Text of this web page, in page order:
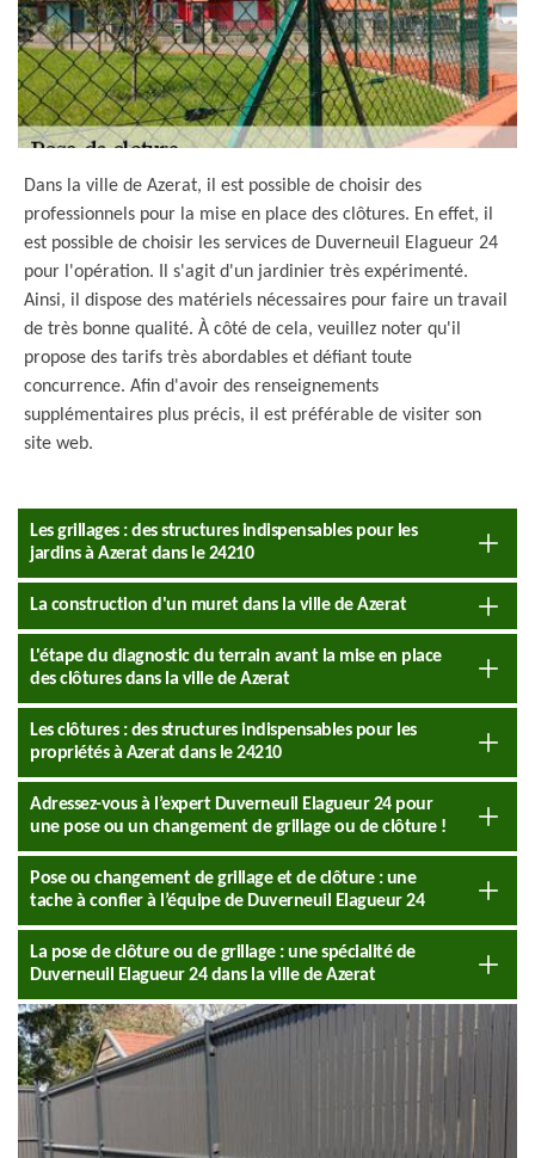
Dans la ville de Azerat, il est possible de choisir des
professionnels pour la mise en place des clôtures. En effet, il
est possible de choisir les services de Duverneuil Elagueur 24
pour l'opération. Il s'agit d'un jardinier très expérimenté.
Ainsi, il dispose des matériels nécessaires pour faire un travail
de très bonne qualité. À côté de cela, veuillez noter qu'il
propose des tarifs très abordables et défiant toute
concurrence. Afin d'avoir des renseignements
supplémentaires plus précis, il est préférable de visiter son
site web.
Les grillages : des structures indispensables pour les
jardins à Azerat dans le 24210
La construction d'un muret dans la ville de Azerat
L'étape du diagnostic du terrain avant la mise en place
des clôtures dans la ville de Azerat
Les clôtures : des structures indispensables pour les
propriétés à Azerat dans le 24210
Adressez-vous à l’expert Duverneuil Elagueur 24 pour
une pose ou un changement de grillage ou de clôture !
Pose ou changement de grillage et de clôture : une
tache à confier à l’équipe de Duverneuil Elagueur 24
La pose de clôture ou de grillage : une spécialité de
Duverneuil Elagueur 24 dans la ville de Azerat